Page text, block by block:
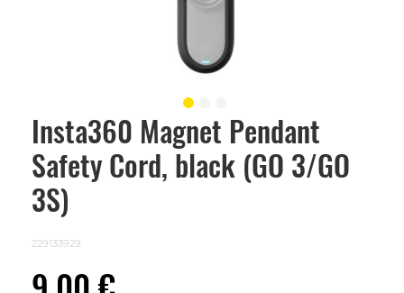
Insta360 Magnet Pendant
Safety Cord, black (GO 3/GO
3S)
229133929
Skip
beginning
images